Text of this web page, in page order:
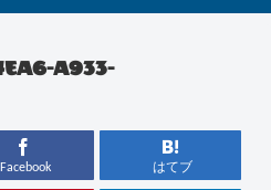
A933-
Facebook はてブ